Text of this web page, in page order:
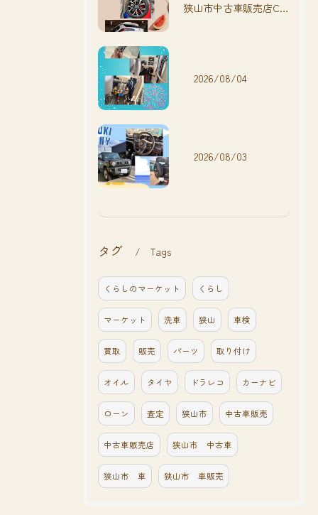
狭山市中古車販売店CarShop FACT.🚗
2026/08/04
2026/08/03
タグ Tags
くらしのマーケット くらし
マーケット 洗車 狭山 車検
買取 販売 パーツ 取り付け
オイル タイヤ ドラレコ カーナビ
ローン 査定 狭山市 中古車販売
中古車販売店 狭山市 中古車
狭山市 車 狭山市 車販売